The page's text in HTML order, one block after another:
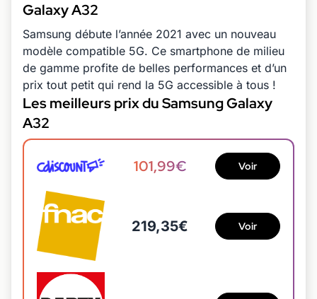
Galaxy A32
Samsung débute l’année 2021 avec un nouveau
modèle compatible 5G. Ce smartphone de milieu
de gamme profite de belles performances et d’un
prix tout petit qui rend la 5G accessible à tous !
Les meilleurs prix du Samsung Galaxy
A32
101,99€ Voir
219,35€ Voir